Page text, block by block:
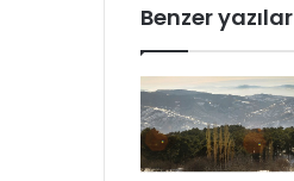
Benzer yazılar